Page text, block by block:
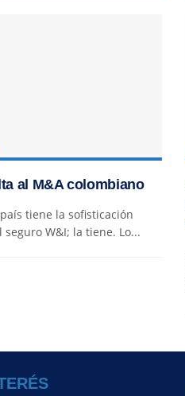
al M&A colombiano
tiene la sofisticación
W&I; la tiene. Lo...